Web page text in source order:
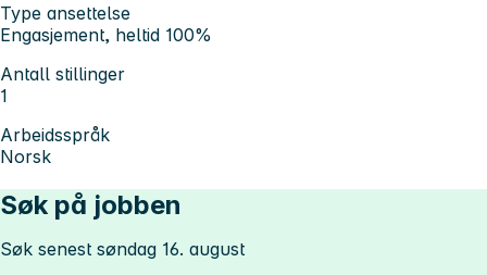
Type ansettelse
Engasjement, heltid 100%
Antall stillinger
1
Arbeidsspråk
Norsk
Søk på jobben
Søk senest søndag 16. august